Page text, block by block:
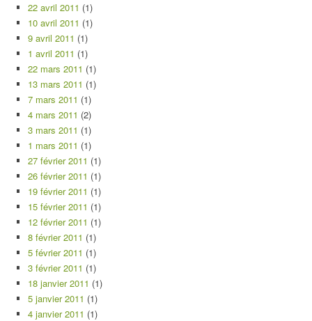
22 avril 2011 (1)
10 avril 2011 (1)
9 avril 2011 (1)
1 avril 2011 (1)
22 mars 2011 (1)
13 mars 2011 (1)
7 mars 2011 (1)
4 mars 2011 (2)
3 mars 2011 (1)
1 mars 2011 (1)
27 février 2011 (1)
26 février 2011 (1)
19 février 2011 (1)
15 février 2011 (1)
12 février 2011 (1)
8 février 2011 (1)
5 février 2011 (1)
3 février 2011 (1)
18 janvier 2011 (1)
5 janvier 2011 (1)
4 janvier 2011 (1)